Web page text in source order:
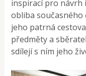
inspirací pro návrh
obliba současného
jeho patrná
předměty a
sdílejí s ním jeho